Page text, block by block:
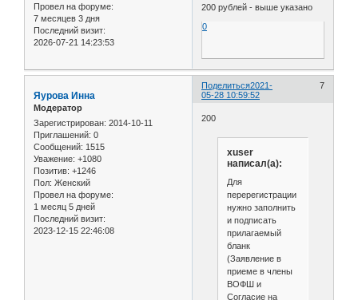
Провел на форуме:
7 месяцев 3 дня
Последний визит:
2026-07-21 14:23:53
200 рублей - выше указано
0
Поделиться 7
2021-
05-28 10:59:52
Яурова Инна
Модератор
Зарегистрирован: 2014-10-11
Приглашений: 0
Сообщений: 1515
Уважение: +1080
Позитив: +1246
Пол: Женский
Провел на форуме:
1 месяц 5 дней
Последний визит:
2023-12-15 22:46:08
200
xuser
написал(а):
Для
перерегистрации
нужно заполнить
и подписать
прилагаемый
бланк
(Заявление в
приеме в члены
ВОФШ и
Согласие на